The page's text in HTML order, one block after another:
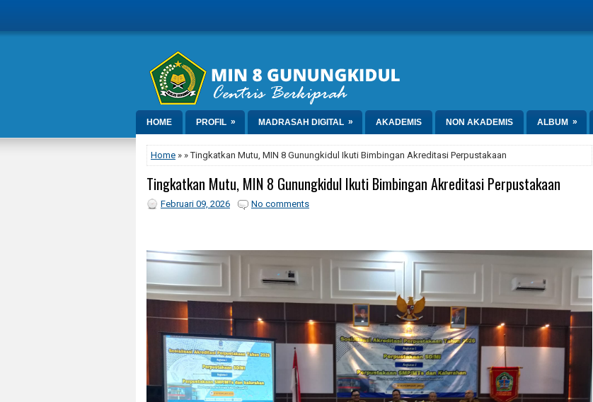
HOME PROFIL » MADRASAH DIGITAL » AKADEMIS NON AKADEMIS ALBUM »
Home » » Tingkatkan Mutu, MIN 8 Gunungkidul Ikuti Bimbingan Akreditasi Perpustakaan
Tingkatkan Mutu, MIN 8 Gunungkidul Ikuti Bimbingan Akreditasi Perpustakaan
Februari 09, 2026 No comments